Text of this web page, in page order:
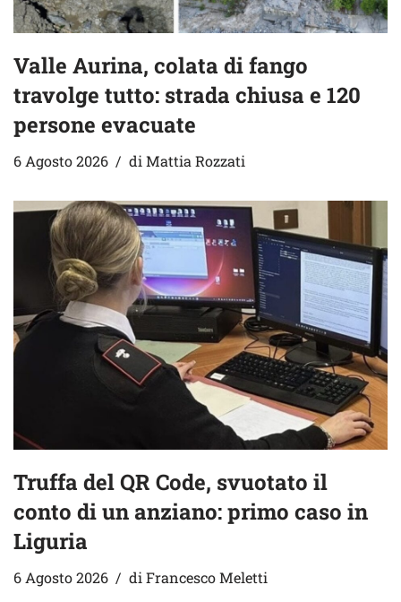
Valle Aurina, colata di fango
travolge tutto: strada chiusa e 120
persone evacuate
6 Agosto 2026 di Mattia Rozzati
Truffa del QR Code, svuotato il
conto di un anziano: primo caso in
Liguria
6 Agosto 2026 diFrancesco Meletti